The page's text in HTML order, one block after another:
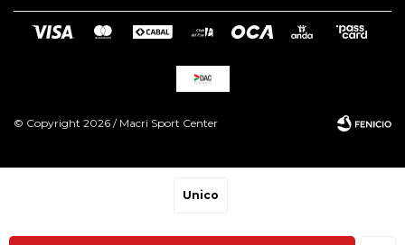
Unico
© Copyright 2026 / Macri Sport Center